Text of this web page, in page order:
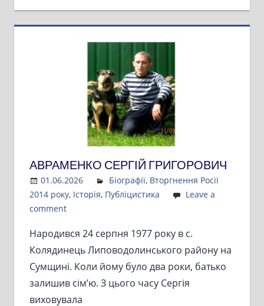
АВРАМЕНКО СЕРГІЙ ГРИГОРОВИЧ
01.06.2026 Admin
Біографії, Вторгнення Росії
2014 року, Історія, Публіцистика
Leave a
comment
Народився 24 серпня 1977 року в с.
Колядинець Липоводолинського району на
Сумщині. Коли йому було два роки, батько
залишив сім’ю. З цього часу Сергія
виховувала